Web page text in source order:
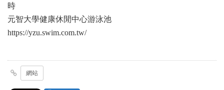
時
元智大學健康休閒中心游泳池
https://yzu.swim.com.tw/
網站